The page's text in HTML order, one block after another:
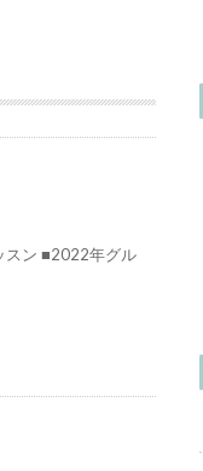
スン ■2022年グル